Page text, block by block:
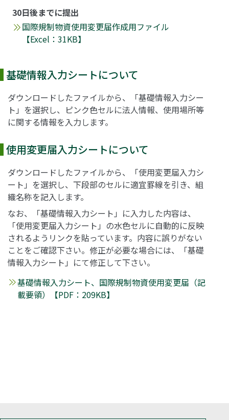
30日後までに提出
国際規制物資使用変更届作成用ファイル
【Excel：31KB】
基礎情報入力シートについて
ダウンロードしたファイルから、「基礎情報入力シー
ト」を選択し、ピンク色セルに法人情報、使用場所等
に関する情報を入力します。
使用変更届入力シートについて
ダウンロードしたファイルから、「使用変更届入力シ
ート」を選択し、下段部のセルに適宜罫線を引き、組
織名称を記入します。
なお、「基礎情報入力シート」に入力した内容は、
「使用変更届入力シート」の水色セルに自動的に反映
されるようリンクを貼っています。内容に誤りがない
ことをご確認下さい。修正が必要な場合には、「基礎
情報入力シート」にて修正して下さい。
基礎情報入力シート、国際規制物資使用変更届（記
載要領）【PDF：209KB】